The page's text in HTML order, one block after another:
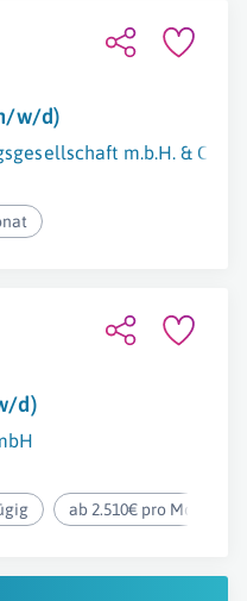
w/d)
m.b.H. & Co
d)
ab 2.510€ pro Monat